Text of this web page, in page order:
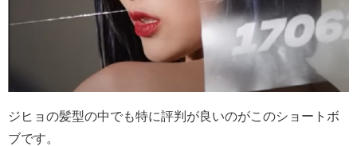
ジヒョの髪型の中でも特に評判が良いのがこのショートボ
ブです。